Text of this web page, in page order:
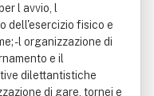
l avvio, l
dell'esercizio fisico e
- l organizzazione di
e il
dilettantistiche
di gare, tornei e